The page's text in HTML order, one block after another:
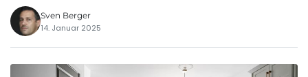
Sven Berger
14. Januar 2025